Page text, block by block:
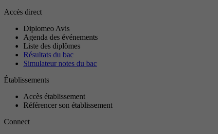
Accès direct
Diplomeo Avis
Agenda des événements
Liste des diplômes
Résultats du bac
Simulateur notes du bac
Établissements
Accès établissement
Référencer son établissement
Connect